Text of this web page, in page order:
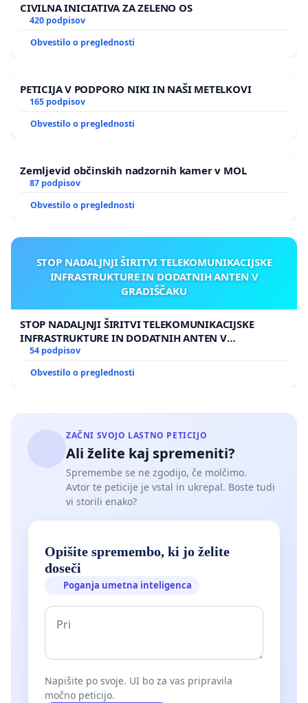
CIVILNA INICIATIVA ZA ZELENO OS
420 podpisov
Obvestilo o preglednosti
PETICIJA V PODPORO NIKI IN NAŠI METELKOVI
165 podpisov
Obvestilo o preglednosti
Zemljevid občinskih nadzornih kamer v MOL
87 podpisov
Obvestilo o preglednosti
STOP NADALJNJI ŠIRITVI TELEKOMUNIKACIJSKE
INFRASTRUKTURE IN DODATNIH ANTEN V
GRADIŠČAKU
STOP NADALJNJI ŠIRITVI TELEKOMUNIKACIJSKE
INFRASTRUKTURE IN DODATNIH ANTEN V
GRADIŠČAKU
54 podpisov
Obvestilo o preglednosti
ZAČNI SVOJO LASTNO PETICIJO
Ali želite kaj spremeniti?
Spremembe se ne zgodijo, če molčimo.
Avtor te peticije je vstal in ukrepal. Boste tudi
vi storili enako?
Opišite spremembo, ki jo želite
doseči
Poganja umetna inteligenca
Napišite po svoje. UI bo za vas pripravila
močno peticijo.